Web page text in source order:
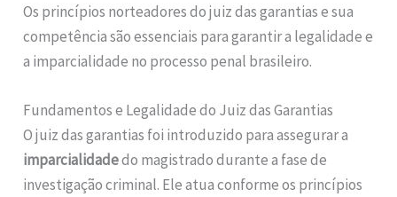
Os princípios norteadores do juiz das garantias e sua
competência são essenciais para garantir a legalidade e
a imparcialidade no processo penal brasileiro.
Fundamentos e Legalidade do Juiz das Garantias
O juiz das garantias foi introduzido para assegurar a
imparcialidadedo magistrado durante a fase de
investigação criminal. Ele atua conforme os princípios